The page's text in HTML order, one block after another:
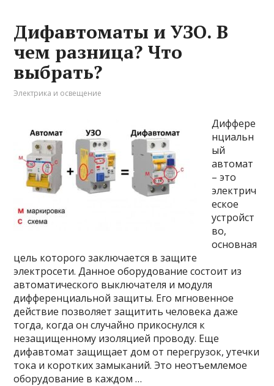
Дифавтоматы и УЗО. В
чем разница? Что
выбрать?
Электрика и освещение
Диффере
нциальн
ый
автомат
– это
электрич
еское
устройст
во,
основная
цель которого заключается в защите
электросети. Данное оборудование состоит из
автоматического выключателя и модуля
дифференциальной защиты. Его мгновенное
действие позволяет защитить человека даже
тогда, когда он случайно прикоснулся к
незащищенному изоляцией проводу. Еще
дифавтомат защищает дом от перегрузок, утечки
тока и коротких замыканий. Это неотъемлемое
оборудование в каждом …